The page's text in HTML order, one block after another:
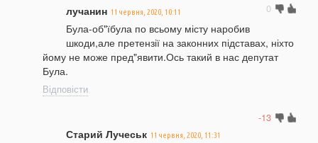
0
лучанин 11 червня, 2020, 10:11
Була-об"їбула по всьому місту наробив
шкоди,але претензії на законних підставах, ніхто
йому не може пред"явити.Ось такий в нас депутат
Була.
Відповісти
-13
Старий Лучеськ 11 червня, 2020, 11:31